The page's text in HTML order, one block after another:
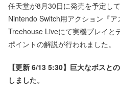
任天堂が8月30日に発売を予定し
Nintendo Switch用アクション『
Treehouse Liveにて実機プレイと
ポイントの解説が行われました。
【更新 6/13 5:30】巨大なボスと
しました。